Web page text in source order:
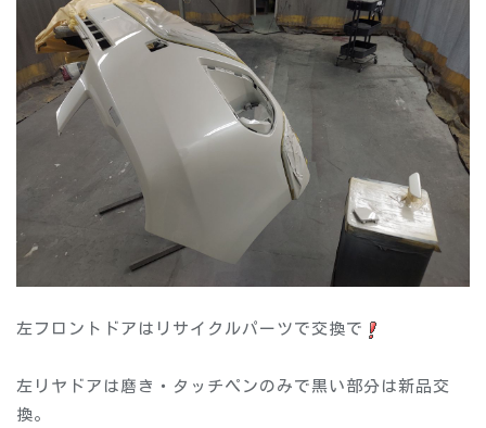
左フロントドアはリサイクルパーツで交換で
左リヤドアは磨き・タッチペンのみで黒い部分は新品交
換。